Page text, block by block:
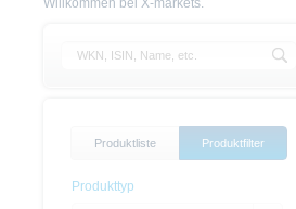
Willkommen bei X-markets.
Produktliste Produktfilter
Produkttyp